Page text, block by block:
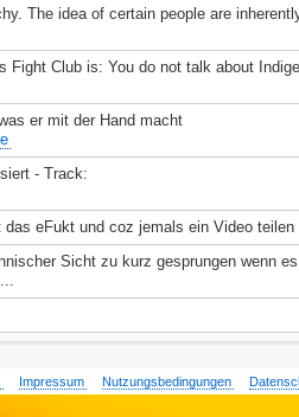
The idea of certain people are
Fight Club is: You do not talk about
er mit der Hand macht
- Track:
das eFukt und coz jemals ein Video teilen
Sicht zu kurz gesprungen wenn
Impressum Nutzungsbedingungen